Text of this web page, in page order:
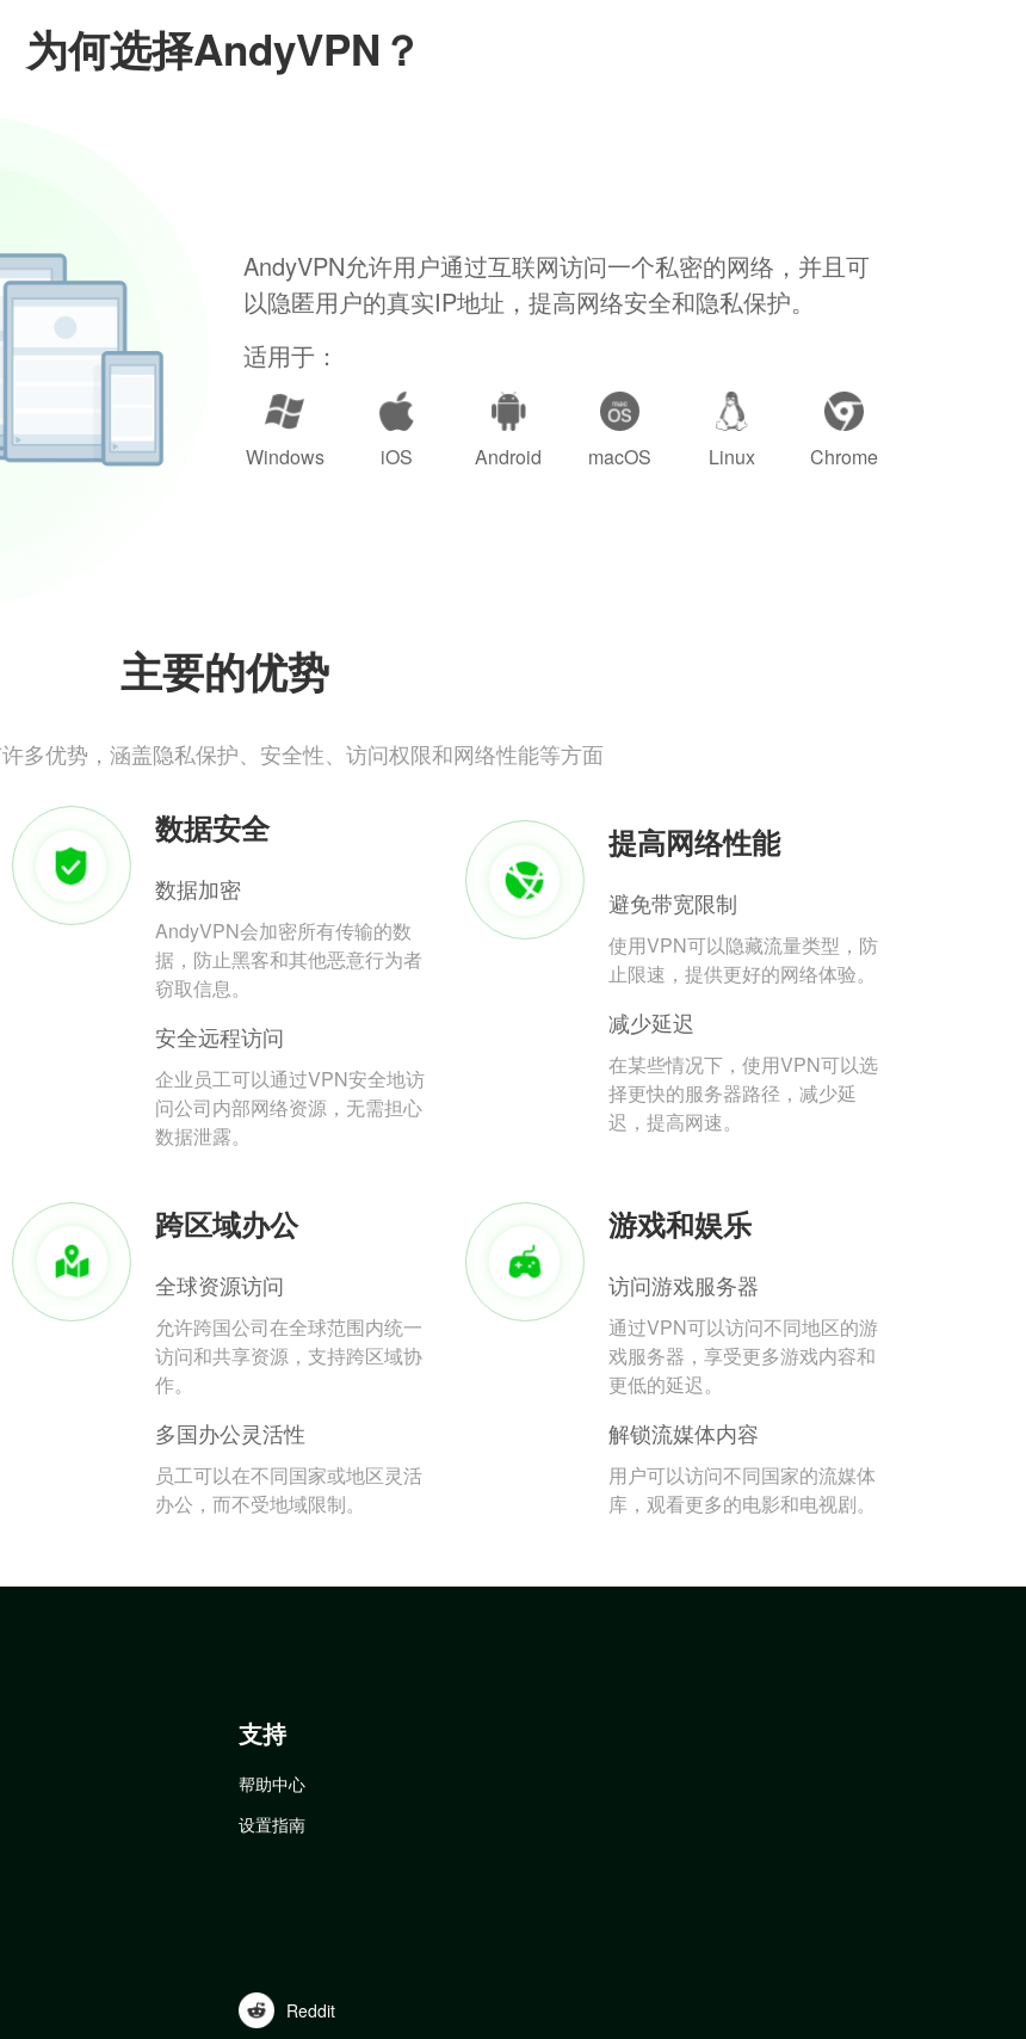
为何选择AndyVPN？
AndyVPN允许用户通过互联网访问一个私密的网络，并且可
以隐匿用户的真实IP地址，提高网络安全和隐私保护。
适用于：
Windows iOS Android macOS Linux Chrome
主要的优势
多优势，涵盖隐私保护、安全性、访问权限和网络性能等方面
数据安全
数据加密
AndyVPN会加密所有传输的数
据，防止黑客和其他恶意行为者
窃取信息。
安全远程访问
企业员工可以通过VPN安全地访
问公司内部网络资源，无需担心
数据泄露。
提高网络性能
避免带宽限制
使用VPN可以隐藏流量类型，防
止限速，提供更好的网络体验。
减少延迟
在某些情况下，使用VPN可以选
择更快的服务器路径，减少延
迟，提高网速。
跨区域办公
全球资源访问
允许跨国公司在全球范围内统一
访问和共享资源，支持跨区域协
作。
多国办公灵活性
员工可以在不同国家或地区灵活
办公，而不受地域限制。
游戏和娱乐
访问游戏服务器
通过VPN可以访问不同地区的游
戏服务器，享受更多游戏内容和
更低的延迟。
解锁流媒体内容
用户可以访问不同国家的流媒体
库，观看更多的电影和电视剧。
支持
帮助中心
设置指南
Reddit